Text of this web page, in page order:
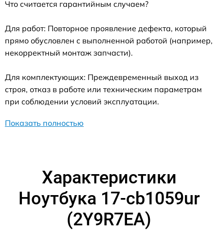
Что считается гарантийным случаем?
Для работ: Повторное проявление дефекта, который
прямо обусловлен с выполненной работой (например,
некорректный монтаж запчасти).
Для комплектующих: Преждевременный выход из
строя, отказ в работе или техническим параметрам
при соблюдении условий эксплуатации.
Показать полностью
Характеристики
Ноутбука 17-cb1059ur
(2Y9R7EA)